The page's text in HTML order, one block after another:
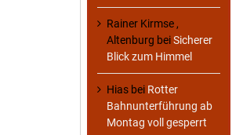
Rainer Kirmse ,
Altenburg beiSicherer
Blick zum Himmel
Hias bei Rotter
Bahnunterführung ab
Montag voll gesperrt